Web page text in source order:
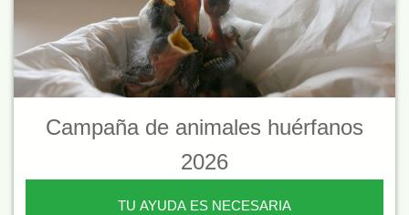
Campaña de animales huérfanos
2026
TU AYUDA ES NECESARIA